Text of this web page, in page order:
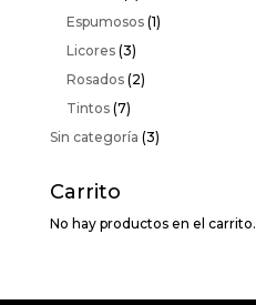
Espumosos (1)
Licores (3)
Rosados (2)
Tintos (7)
Sin categoría (3)
Carrito
No hay productos en el carrito.